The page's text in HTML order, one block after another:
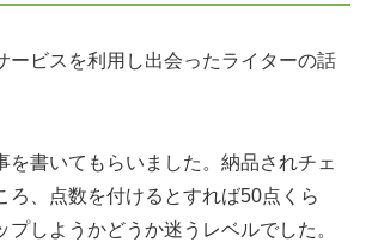
ービスを利用し出会ったライターの話
を書いてもらいました。納品されチェ
ろ、点数を付けるとすれば50点くら
プしようかどうか迷うレベルでした。